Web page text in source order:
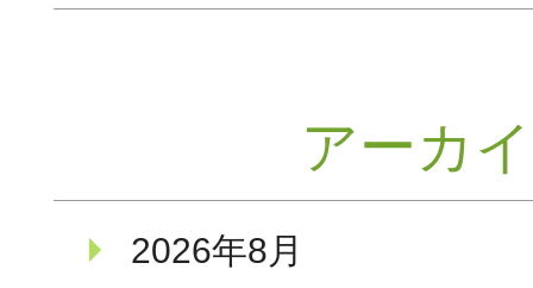
アーカ
2026年8月